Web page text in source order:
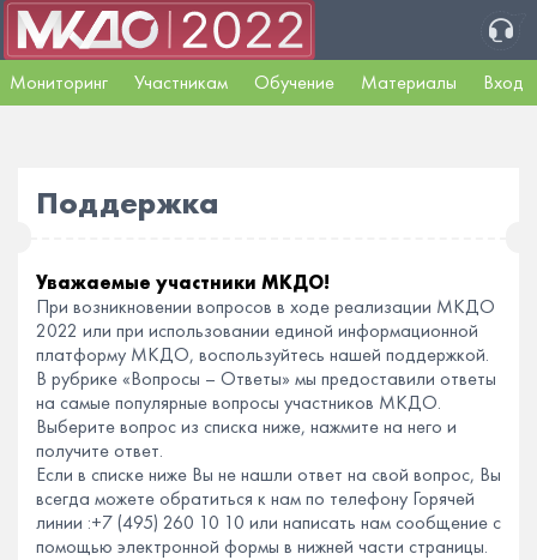
Мониторинг Участникам Обучение Материалы Вход
Поддержка
Уважаемые участники МКДО!
При возникновении вопросов в ходе реализации МКДО
2022 или при использовании единой информационной
платформу МКДО, воспользуйтесь нашей поддержкой.
В рубрике «Вопросы – Ответы» мы предоставили ответы
на самые популярные вопросы участников МКДО.
Выберите вопрос из списка ниже, нажмите на него и
получите ответ.
Если в списке ниже Вы не нашли ответ на свой вопрос, Вы
всегда можете обратиться к нам по телефону Горячей
линии :+7 (495) 260 10 10 или написать нам сообщение с
помощью электронной формы в нижней части страницы.